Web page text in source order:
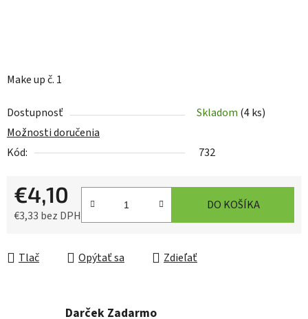
Make up č. 1
Dostupnosť Skladom (4 ks)
Možnosti doručenia
Kód:
732
€4,10
€3,33 bez DPH
DO KOŠÍKA
Tlač Opýtať sa Zdieľať
Darček Zadarmo